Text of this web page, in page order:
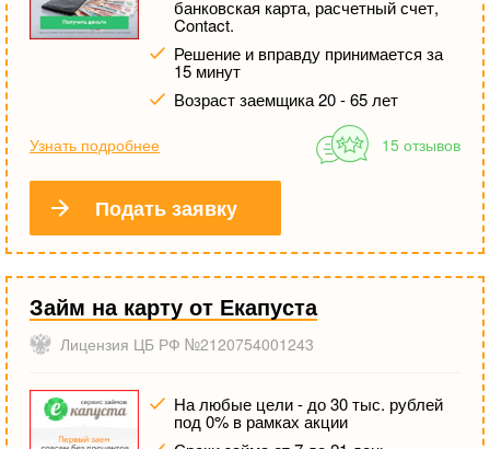
банковская карта, расчетный счет,
Contact.
Решение и вправду принимается за
15 минут
Возраст заемщика 20 - 65 лет
Узнать подробнее 15 отзывов
Подать заявку
Займ на карту от Екапуста
Лицензия ЦБ РФ №2120754001243
На любые цели - до 30 тыс. рублей
под 0% в рамках акции